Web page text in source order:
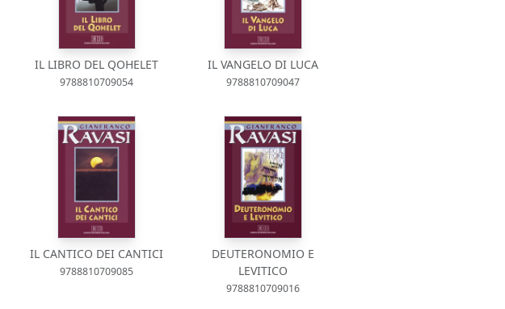
IL LIBRO DEL QOHELET
9788810709054
IL VANGELO DI LUCA
9788810709047
IL CANTICO DEI CANTICI
9788810709085
DEUTERONOMIO E
LEVITICO
9788810709016